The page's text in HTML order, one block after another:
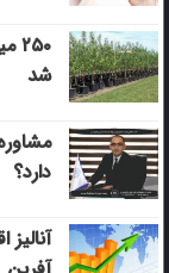
شد
دارد؟